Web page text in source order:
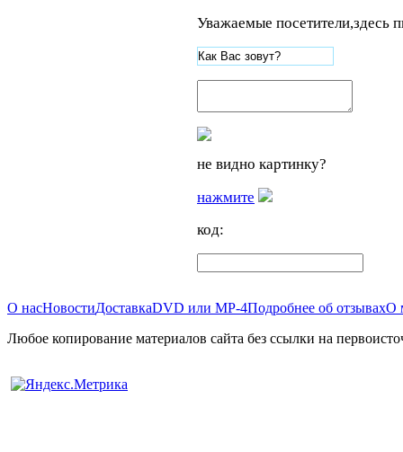
Уважаемые посетители,здесь
не видно картинку?
нажмите
код:
О насНовостиДоставкаDVD или MP-4Подробнее об отзывахО
Любое копирование материалов сайта без ссылки на